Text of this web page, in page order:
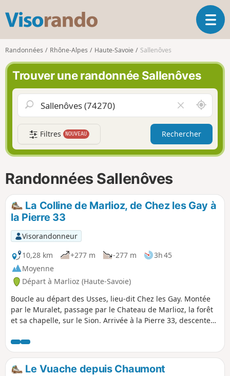
s
o
r
n
d
o
O
u
l
a
i
g
o
n
Randonnées Rhône-Alpes Haute-Savoie Sallenôves
Trouver une randonnée Sallenôves
i
d
e
r
l
a
A
u
t
u
r
o
Filtres NOUVEAU Rechercher
Randonnées Sallenôves
La Colline de Marlioz, de Chez les Gay à
la Pierre 33
Visorandonneur
10,28 km
+277 m -277 m
3h 45
Moyenne
Départ à Marlioz (Haute-Savoie)
Boucle au départ des Usses, lieu-dit Chez les Gay. Montée
par le Muralet, passage par le Chateau de Marlioz, la forêt
et sa chapelle, sur le Sion. Arrivée à la Pierre 33, descente
du Muralet. Balade plutôt facile même si les montées sont
assez raides, les chemins sont praticables bien que parfois
boueux.Le Vuache depuis Chaumont